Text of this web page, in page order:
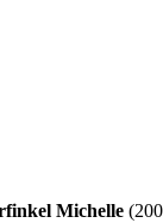
Michelle